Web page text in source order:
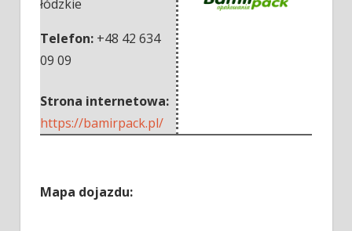
łódzkie
Telefon: +48 42 634
09 09
Strona internetowa:
https://bamirpack.pl/
Mapa dojazdu: